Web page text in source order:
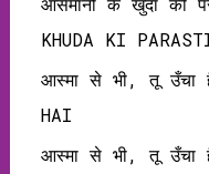
KHUDA KI
आस्मा से भी, तू उँचा
HAI
आस्मा से भी, तू उँचा